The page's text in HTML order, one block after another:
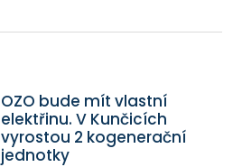
OZO bude mít vlastní
elektřinu. V Kunčicích
vyrostou 2 kogenerační
jednotky